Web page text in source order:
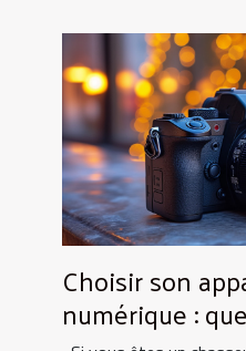
Choisir son
numérique :